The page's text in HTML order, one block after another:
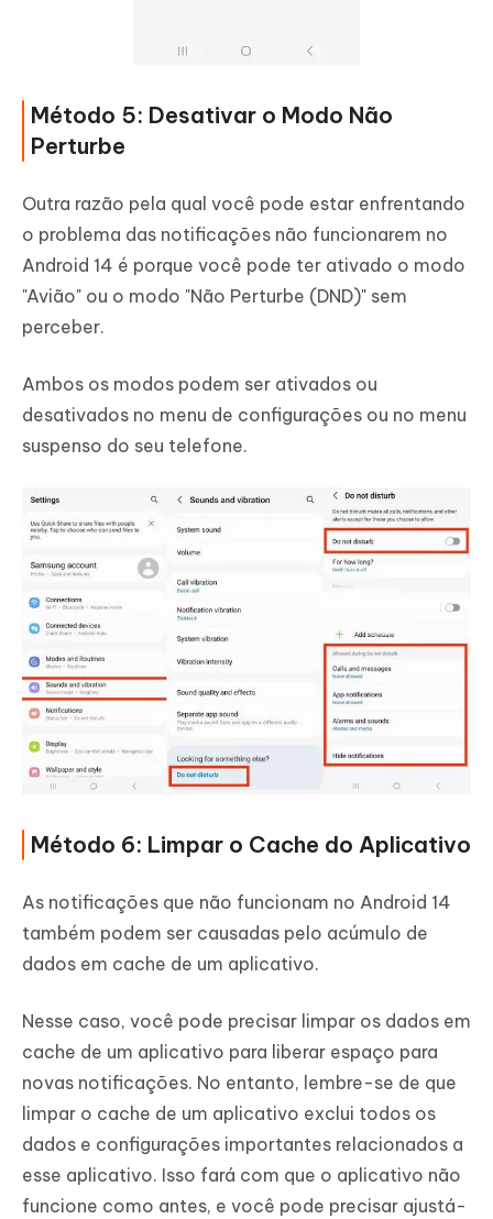
Método 5: Desativar o Modo Não
Perturbe
Outra razão pela qual você pode estar enfrentando
o problema das notificações não funcionarem no
Android 14 é porque você pode ter ativado o modo
"Avião" ou o modo "Não Perturbe (DND)" sem
perceber.
Ambos os modos podem ser ativados ou
desativados no menu de configurações ou no menu
suspenso do seu telefone.
Método 6: Limpar o Cache do Aplicativo
As notificações que não funcionam no Android 14
também podem ser causadas pelo acúmulo de
dados em cache de um aplicativo.
Nesse caso, você pode precisar limpar os dados em
cache de um aplicativo para liberar espaço para
novas notificações. No entanto, lembre-se de que
limpar o cache de um aplicativo exclui todos os
dados e configurações importantes relacionados a
esse aplicativo. Isso fará com que o aplicativo não
funcione como antes, e você pode precisar ajustá-